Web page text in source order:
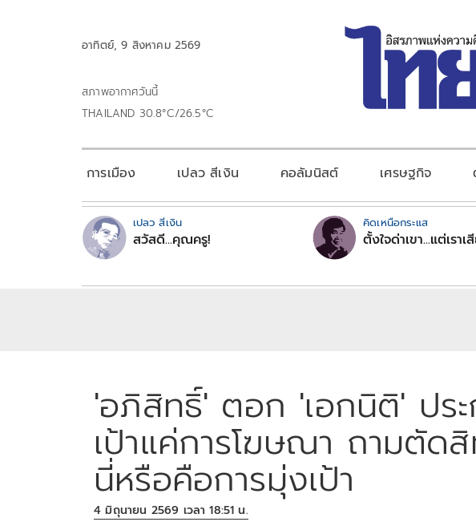
อาทิตย์, 9 สิงหาคม 2569
สภาพอากาศวันนี้
THAILAND 30.8°C/26.5°C
การเมือง เปลว สีเงิน คอลัมนิสต์ เศรษฐกิจ
เปลว สีเงิน
สวัสดี...คุณครู!
คิดเหนือกระแส
ตั้งใจด่าเขา...แต่เราเ
'อภิสิทธิ์' ตอก 'เอกนิติ' ปร
เป้าแค่การโฆษณา ถามตัด
นี่หรือคือการมุ่งเป้า
4 มิถุนายน 2569 เวลา 18:51 น.